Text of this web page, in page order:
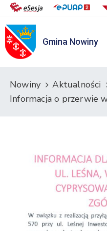
Gmina Nowiny
Liceum
Sportowe
Samorządowe
w
Integracyjnych
Nowiny
Aktualności
Informacja o przerwie